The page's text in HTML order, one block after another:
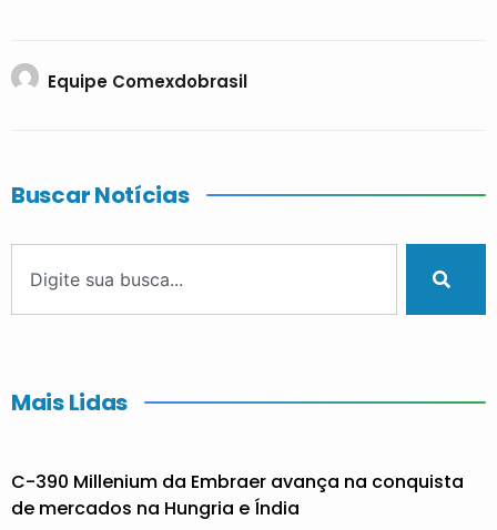
Equipe Comexdobrasil
Buscar Notícias
Mais Lidas
C-390 Millenium da Embraer avança na conquista
de mercados na Hungria e Índia